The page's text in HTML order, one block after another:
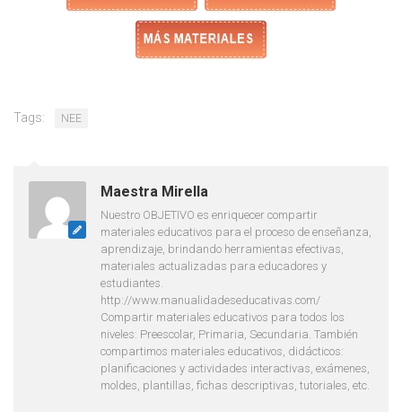
Tags: NEE
Maestra Mirella
Nuestro OBJETIVO es enriquecer compartir
materiales educativos para el proceso de enseñanza,
aprendizaje, brindando herramientas efectivas,
materiales actualizadas para educadores y
estudiantes.
http://www.manualidadeseducativas.com/
Compartir materiales educativos para todos los
niveles: Preescolar, Primaria, Secundaria. También
compartimos materiales educativos, didácticos:
planificaciones y actividades interactivas, exámenes,
moldes, plantillas, fichas descriptivas, tutoriales, etc.